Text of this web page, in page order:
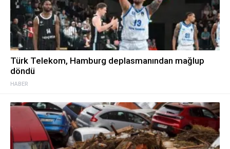
HABER
Türk Telekom, Hamburg deplasmanından mağlup
döndü